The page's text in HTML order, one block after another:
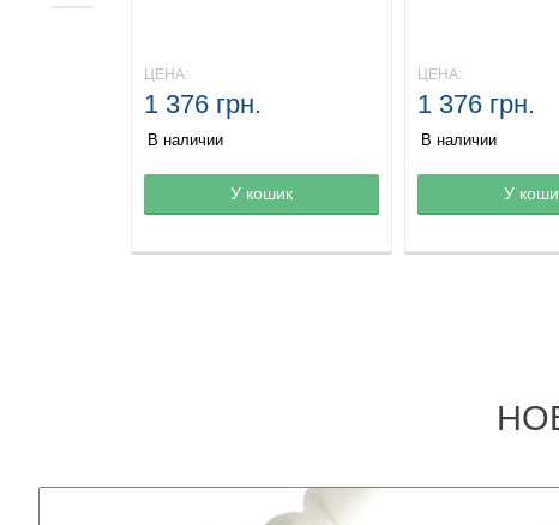
Товар в корзине
ЦЕНА:
1 376 грн.
В наличии
У кошик Товар в корзине
ЦЕНА:
1 376 грн.
В наличии
У